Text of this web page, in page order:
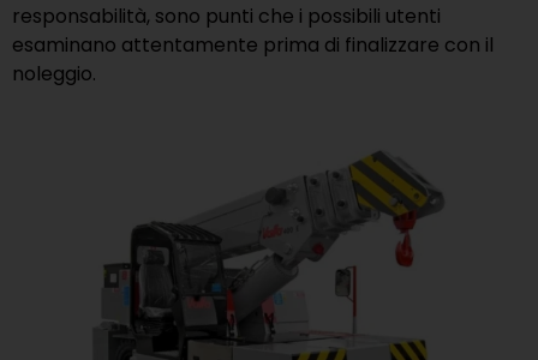
responsabilità, sono punti che i possibili utenti
esaminano attentamente prima di finalizzare con il
noleggio.